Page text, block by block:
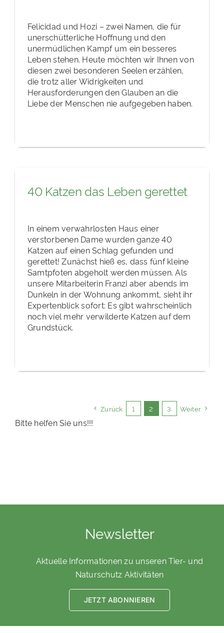
Felicidad und Hozi – zwei Namen, die für
unerschütterliche Hoffnung und den
unermüdlichen Kampf um ein besseres
Leben stehen. Heute möchten wir Ihnen von
diesen zwei besonderen Seelen erzählen,
die trotz aller Widrigkeiten und
Herausforderungen den Glauben an die
Liebe der Menschen nie aufgegeben haben.
40 Katzen das Leben gerettet
In einem verwahrlosten Haus einer
verstorbenen Dame wurden ganze 40
Katzen auf einen Schlag gefunden und
gerettet! Zunächst hieß es, dass fünf kleine
Samtpfoten abgeholt werden müssen. Als
unsere Mitarbeiterin Franzi aber abends im
Dunkeln in der Wohnung ankommt, sieht ihr
Expertenblick sofort: Es gibt wahrscheinlich
noch viel mehr verwilderte Katzen auf dem
Grundstück.
Zurück 1 2 3 Weiter
Bitte helfen Sie uns!!!
Newsletter
Aktuelle Informationen zu unseren Tier- und
Naturschutz Aktivitäten
JETZT ABONNIEREN